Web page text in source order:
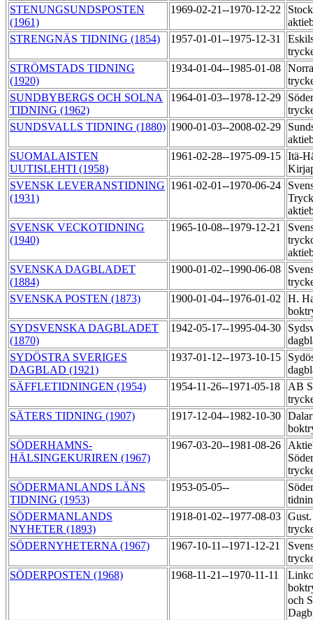
STENUNGSUNDSPOSTEN
(1961)
1969-02-21--1970-12-22
STRENGNÄS TIDNING (1854)
1957-01-01--1975-12-31
STRÖMSTADS TIDNING
(1920)
1934-01-04--1985-01-08
SUNDBYBERGS OCH SOLNA
TIDNING (1962)
1964-01-03--1978-12-29
SUNDSVALLS TIDNING (1880) 1900-01-03--2008-02-29
SUOMALAISTEN
UUTISLEHTI (1958)
1961-02-28--1975-09-15 Itä-
SVENSK LEVERANSTIDNING
(1931)
1961-02-01--1970-06-24
SVENSK VECKOTIDNING
(1940)
1965-10-08--1979-12-21
SVENSKA DAGBLADET
(1884)
1900-01-02--1990-06-08
SVENSKA POSTEN (1873)
1900-01-04--1976-01-02
H.
SYDSVENSKA DAGBLADET
(1870)
1942-05-17--1995-04-30
SYDÖSTRA SVERIGES
DAGBLAD (1921)
1937-01-12--1973-10-15
SÄFFLETIDNINGEN (1954)
1954-11-26--1971-05-18
AB
SÄTERS TIDNING (1907)
1917-12-04--1982-10-30
SÖDERHAMNS-
HÄLSINGEKURIREN (1967)
1967-03-20--1981-08-26
SÖDERMANLANDS LÄNS
TIDNING (1953)
1953-05-05--
SÖDERMANLANDS
NYHETER (1893)
1918-01-02--1977-08-03
SÖDERNYHETERNA (1967)
1967-10-11--1971-12-21
SÖDERPOSTEN (1968)
1968-11-21--1970-11-11
och